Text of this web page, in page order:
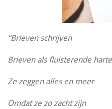
“Brieven schrijven
Brieven als fluisterende
Ze zeggen alles en meer
Omdat ze zo zacht zijn